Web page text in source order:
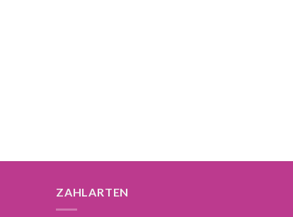
ZAHLARTEN